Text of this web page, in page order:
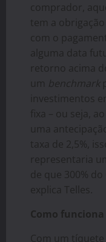
comprador,
tem a
com o
alguma data
retorno acima
um benchmark
investimentos
fixa – ou seja,
uma
taxa de 2,5%,
representaria
de que 300% do
explica Telles.
Como funciona
Com um